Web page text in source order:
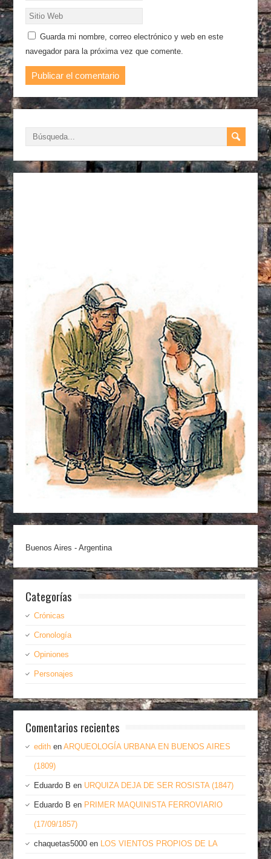
Guarda mi nombre, correo electrónico y web en este
navegador para la próxima vez que comente.
Buenos Aires - Argentina
Categorías
Crónicas
Cronología
Opiniones
Personajes
Comentarios recientes
edith enARQUEOLOGÍA URBANA EN BUENOS AIRES
(1809)
Eduardo B en URQUIZA DEJA DE SER ROSISTA (1847)
Eduardo B en PRIMER MAQUINISTA FERROVIARIO
(17/09/1857)
chaquetas5000 en LOS VIENTOS PROPIOS DE LA